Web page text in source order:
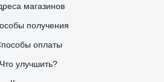
магазинов
получения
оплаты
Что улучшить?